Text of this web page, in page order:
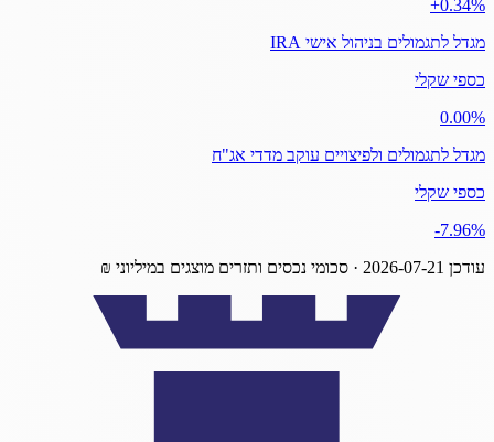
‎+0.34%
מגדל לתגמולים בניהול אישי IRA
כספי שקלי
‎0.00%
מגדל לתגמולים ולפיצויים עוקב מדדי אג"ח
כספי שקלי
‎-7.96%
עודכן 2026-07-21 · סכומי נכסים ותזרים מוצגים במיליוני ₪